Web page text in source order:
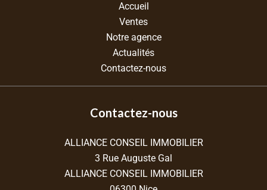
Accueil
Ventes
Notre agence
Actualités
Contactez-nous
Contactez-nous
ALLIANCE CONSEIL IMMOBILIER
3 Rue Auguste Gal
ALLIANCE CONSEIL IMMOBILIER